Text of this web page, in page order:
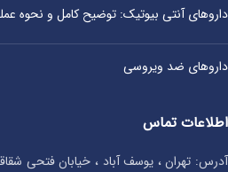
داروهای آنتی‌ بیوتیک: توضیح کامل و نحوه
داروهای ضد ویروسی
اطلاعات تماس
آدرس: تهران ، یوسف آباد ، خیابان فتحی